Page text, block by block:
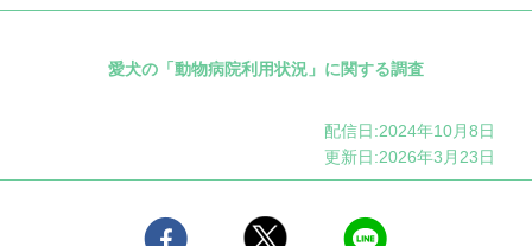
愛犬の「動物病院利用状況」に関する調査
配信日:2024年10月8日
更新日:2026年3月23日